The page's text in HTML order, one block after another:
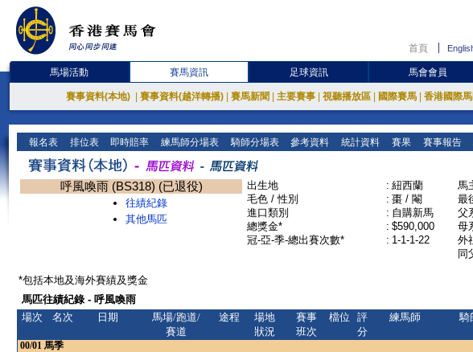
首頁
馬場活動 賽馬資訊 足球資訊 馬會會員
賽事資料(本地) 賽事資料(越洋轉播) 賽馬新聞 主要賽事 視聽播放區 國際賽馬 香港國際
報名表 排位表 即時賠率 練馬師分場表 騎師分場表 參考資料 統計資料 賽果 賽事報告
呼風喚雨 (BS318) (已退役)
往績紀錄
其他馬匹
出生地 : 紐西蘭
毛色 / 性別
: 棗 / 閹
進口類別
: 自購新馬
總獎金*
: $590,000
冠-亞-季-總出賽次數*
: 1-1-1-22
馬
最
父
母
外
同
*包括本地及海外賽績及獎金
馬匹往績紀錄 - 呼風喚雨
場次
名次 日期
馬場/跑道/
賽道
途程
場地
狀況
賽事
班次
檔位
評
分
練馬師 騎
00/01 馬季